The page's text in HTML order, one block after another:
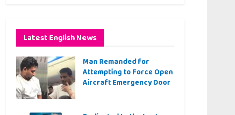
Latest English News
Man Remanded for
Attempting to Force Open
Aircraft Emergency Door